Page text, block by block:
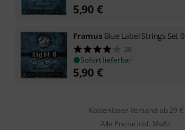
5,90 €
Framus Blue Label Strings Set
20
Sofort lieferbar
5,90 €
Kostenloser Versand ab 29 €
Alle Preise inkl. MwSt.